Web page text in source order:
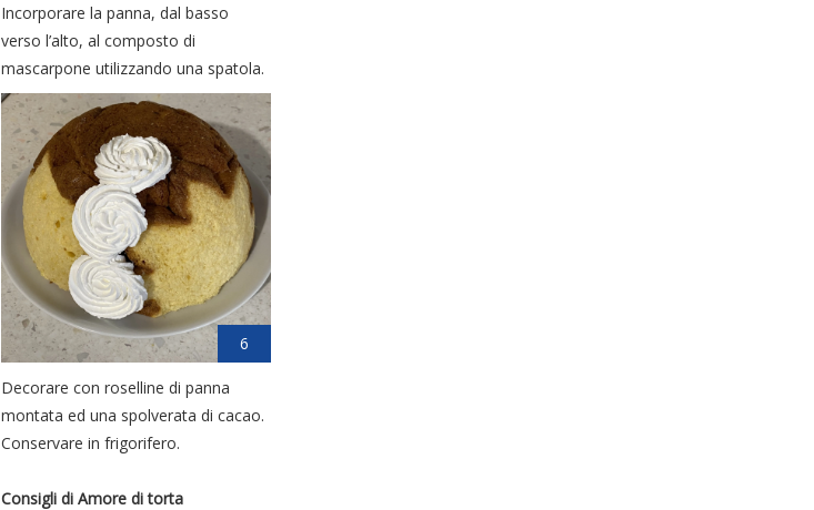
Incorporare la panna, dal basso
verso l’alto, al composto di
mascarpone utilizzando una spatola.
6
Decorare con roselline di panna
montata ed una spolverata di cacao.
Conservare in frigorifero.
Consigli di Amore di torta